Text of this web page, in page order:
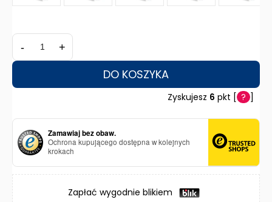
- +
DO KOSZYKA
Zyskujesz 6 pkt [ ? ]
Zamawiaj bez obaw.
Ochrona kupującego dostępna w kolejnych
krokach
Zapłać wygodnie blikiem